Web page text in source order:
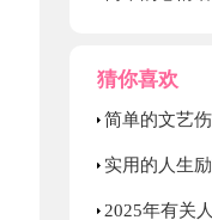
猜你喜欢